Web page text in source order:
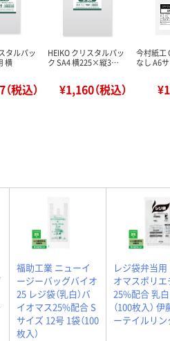
タルパッ
横
税込）
HEIKO クリスタルパッ
ク SA4 横225×縦3…
¥1,160（税込）
今村紙工
なし A6
福助工業 ニューイ
ージーバッグバイオ
25 レジ袋（乳白）バ
イオマス25%配合 S
サイズ 12号 1袋（100
枚入）
レジ袋弁当用
オマスポリ
25%配合 乳
（100枚入）
ーテイルリン